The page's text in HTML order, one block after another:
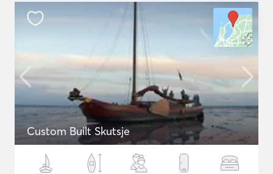
Custom Built Skutsje